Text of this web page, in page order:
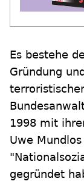
Es bestehe
Gründung
1998 mit
Uwe
gegründet